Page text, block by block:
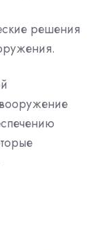
решения